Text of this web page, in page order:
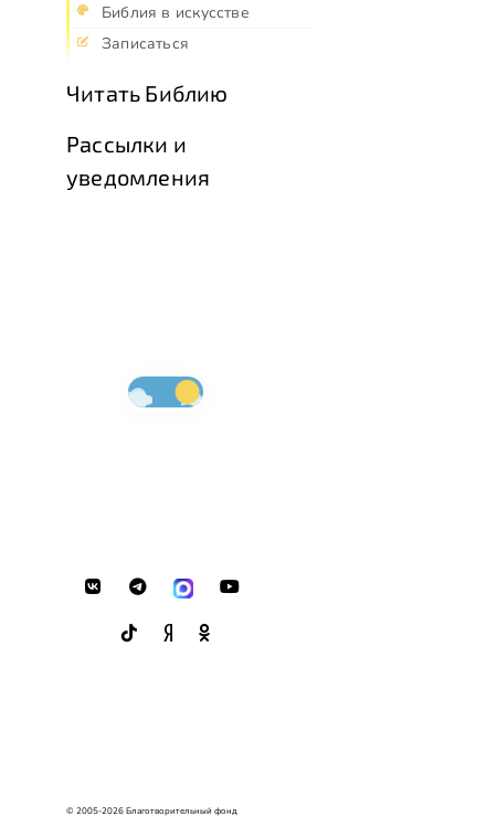
Библия в искусстве
Записаться
Читать Библию
Рассылки и
уведомления
© 2005-2026 Благотворительный фонд